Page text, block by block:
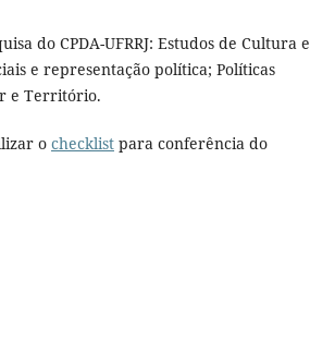
do CPDA-UFRRJ: Estudos de Cultura e
e representação política; Políticas
e Território.
o checklist para conferência do